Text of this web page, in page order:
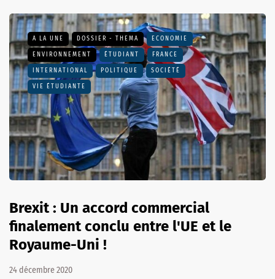
A LA UNE DOSSIER - THEMA ECONOMIE
ENVIRONNEMENT ÉTUDIANT FRANCE
INTERNATIONAL POLITIQUE SOCIÉTÉ
VIE ÉTUDIANTE
Brexit : Un accord commercial
finalement conclu entre l'UE et le
Royaume-Uni !
24 décembre 2020